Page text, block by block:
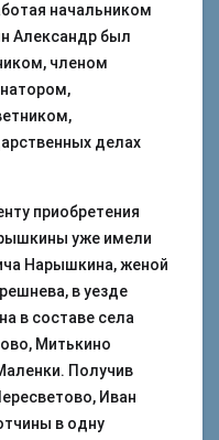
начальником
Александр был
членом
делах
приобретения
уже имели
Нарышкина, женой
в уезде
в составе села
Митькино
Получив
Иван
в одну